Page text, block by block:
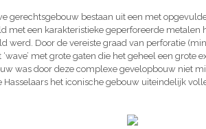
gerechtsgebouw bestaan uit een met
met een karakteristieke geperforeerde metalen
werd. Door de vereiste graad van perforatie
met grote gaten die het geheel een grote
was door deze complexe gevelopbouw niet
Hasselaars het iconische gebouw uiteindelijk